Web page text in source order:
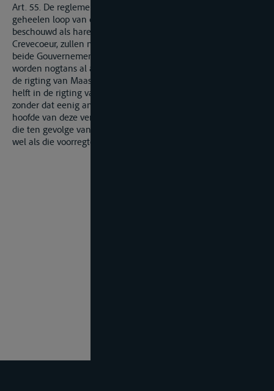
Art. 55. De reglementen en tarieven bepaald voor den
geheelen loop van de Zuid-Willemsvaart en de Dieze,
beschouwd als hare voortzetting tot aan de Beneden-Maas te
Crevecoeur, zullen niet dan met gemeen overleg tusschen de
beide Gouvernementen kunnen worden herzien. Die regten
worden nogtans al aanstonds verminderd met een derde in
de rigting van Maastricht naar 's Hertogenbosch, en met de
helft in de rigting van 's Hertogenbosch naar Maastricht,
zonder dat eenig ander regt of tol kunne worden ingesteld. Uit
hoofde van deze verminderingen worden alle ontheffingen,
die ten gevolge van bijzondere voorregten verleend zijn, zoo
wel als die voorregten zelven, vernietigd.